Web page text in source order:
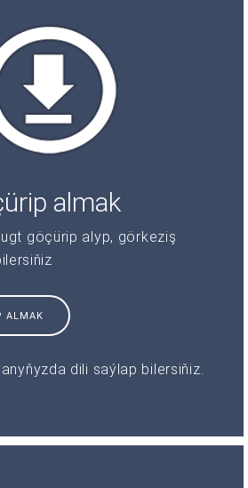
almak
göçürip alyp, görkeziş
ALMAK
dili saýlap bilersiňiz.